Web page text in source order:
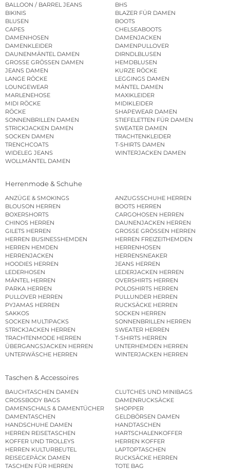
BALLOON / BARREL JEANS
BHS
BIKINIS
BLAZER FÜR DAMEN
BLUSEN
BOOTS
CAPES
CHELSEABOOTS
DAMENHOSEN
DAMENJACKEN
DAMENKLEIDER
DAMENPULLOVER
DAUNENMÄNTEL DAMEN
DIRNDLBLUSEN
GROSSE GRÖSSEN DAMEN
HEMDBLUSEN
JEANS DAMEN
KURZE RÖCKE
LANGE RÖCKE
LEGGINGS DAMEN
LOUNGEWEAR
MÄNTEL DAMEN
MARLENEHOSE
MAXIKLEIDER
MIDI RÖCKE
MIDIKLEIDER
RÖCKE
SHAPEWEAR DAMEN
SONNENBRILLEN DAMEN
STIEFELETTEN FÜR DAMEN
STRICKJACKEN DAMEN
SWEATER DAMEN
SOCKEN DAMEN
TRACHTENKLEIDER
TRENCHCOATS
T-SHIRTS DAMEN
WIDELEG JEANS
WINTERJACKEN DAMEN
WOLLMÄNTEL DAMEN
Herrenmode & Schuhe
ANZÜGE & SMOKINGS
ANZUGSSCHUHE HERREN
BLOUSON HERREN
BOOTS HERREN
BOXERSHORTS
CARGOHOSEN HERREN
CHINOS HERREN
DAUNENJACKEN HERREN
GILETS HERREN
GROSSE GRÖSSEN HERREN
HERREN BUSINESSHEMDEN
HERREN FREIZEITHEMDEN
HERREN HEMDEN
HERRENHOSEN
HERRENJACKEN
HERRENSNEAKER
HOODIES HERREN
JEANS HERREN
LEDERHOSEN
LEDERJACKEN HERREN
MÄNTEL HERREN
OVERSHIRTS HERREN
PARKA HERREN
POLOSHIRTS HERREN
PULLOVER HERREN
PULLUNDER HERREN
PYJAMAS HERREN
RUCKSÄCKE HERREN
SAKKOS
SOCKEN HERREN
SOCKEN MULTIPACKS
SONNENBRILLEN HERREN
STRICKJACKEN HERREN
SWEATER HERREN
TRACHTENMODE HERREN
T-SHIRTS HERREN
ÜBERGANGSJACKEN HERREN
UNTERHEMDEN HERREN
UNTERWÄSCHE HERREN
WINTERJACKEN HERREN
Taschen & Accessoires
BAUCHTASCHEN DAMEN
CLUTCHES UND MINIBAGS
CROSSBODY BAGS
DAMENRUCKSÄCKE
DAMENSCHALS & DAMENTÜCHER
SHOPPER
DAMENTASCHEN
GELDBÖRSEN DAMEN
HANDSCHUHE DAMEN
HANDTASCHEN
HERREN REISETASCHEN
HARTSCHALENKOFFER
KOFFER UND TROLLEYS
HERREN KOFFER
HERREN KULTURBEUTEL
LAPTOPTASCHEN
REISEGEPÄCK DAMEN
RUCKSÄCKE HERREN
TASCHEN FÜR HERREN
TOTE BAG